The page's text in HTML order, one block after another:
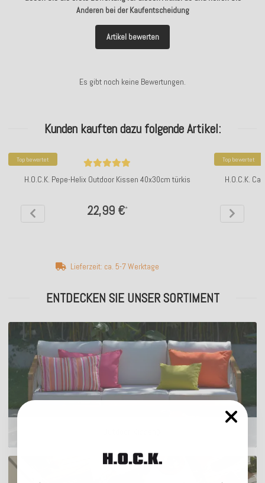
Anderen bei der Kaufentscheidung
Artikel bewerten
Es gibt noch keine Bewertungen.
Kunden kauften dazu folgende Artikel:
Top bewertet
H.O.C.K. Pepe-Helix Outdoor Kissen 40x30cm türkis
22,99 €*
Lieferzeit: ca. 5-7 Werktage
Top bewertet
H.O.C.K.
ENTDECKEN SIE UNSER SORTIMENT